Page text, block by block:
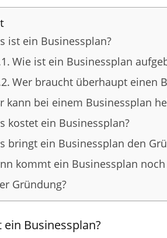
ist ein Businessplan?
Wie ist ein Businessplan
Wer braucht überhaupt einen
kann bei einem Businessplan
kostet ein Businessplan?
bringt ein Businessplan den
kommt ein Businessplan
Gründung?
ein Businessplan?